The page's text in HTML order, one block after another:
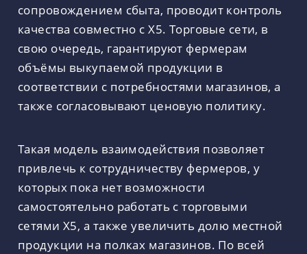
сопровождением сбыта, проводит контроль
качества совместно с X5. Торговые сети, в
свою очередь, гарантируют фермерам
объёмы выкупаемой продукции в
соответствии с потребностями магазинов, а
также согласовывают ценовую политику.
Такая модель взаимодействия позволяет
привлечь к сотрудничеству фермеров, у
которых пока нет возможности
самостоятельно работать с торговыми
сетями X5, а также увеличить долю местной
продукции на полках магазинов. По всей